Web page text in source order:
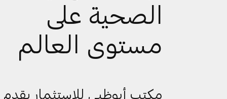
الصحية على
مستوى العالم
مكتب أبوظبي للاستثمار